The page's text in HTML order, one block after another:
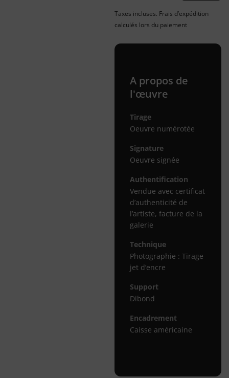
Taxes incluses. Frais d’expédition
calculés lors du paiement
A propos de
l'œuvre
Tirage
Oeuvre numérotée
Signature
Oeuvre signée
Authentification
Vendue avec certificat
d’authenticité de
l’artiste, facture de la
galerie
Technique
Photographie : Tirage
jet d’encre
Support
Dibond
Encadrement
Caisse américaine